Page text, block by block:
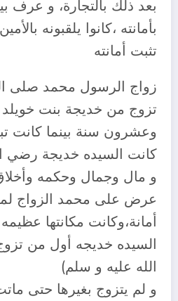
بعد ذلك بالتجارة، و
بأمانته ،كانوا يلقبونه
تثبت أمانته
زواج الرسول محمد صلى
تزوج من خديجة بنت
وعشرون سنة بينما كانت
كانت السيده خديجة رضي
و مال وجمال وحكمه
عرض على محمد الزواج
أمانة،وكانت مكانتها عظيمه
السيده خديجه أول من
الله عليه و سلم)
و لم يتزوج بغيرها حتى